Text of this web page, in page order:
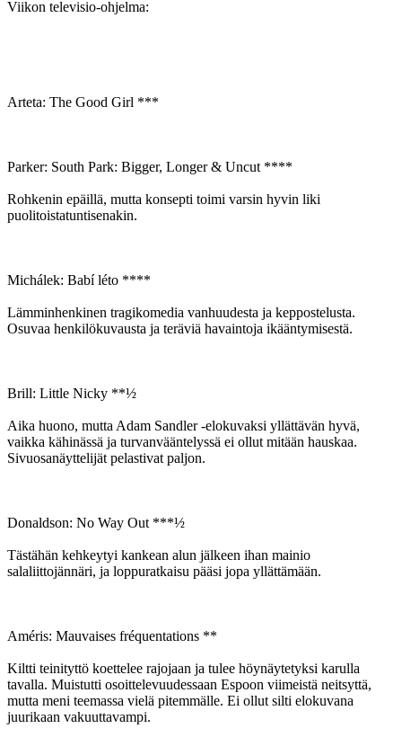
Viikon televisio-ohjelma:
Arteta: The Good Girl ***
Parker: South Park: Bigger, Longer & Uncut ****
Rohkenin epäillä, mutta konsepti toimi varsin hyvin liki
puolitoistatuntisenakin.
Michálek: Babí léto ****
Lämminhenkinen tragikomedia vanhuudesta ja keppostelusta.
Osuvaa henkilökuvausta ja teräviä havaintoja ikääntymisestä.
Brill: Little Nicky **½
Aika huono, mutta Adam Sandler ‑elokuvaksi yllättävän hyvä,
vaikka kähinässä ja turvanvääntelyssä ei ollut mitään hauskaa.
Sivuosanäyttelijät pelastivat paljon.
Donaldson: No Way Out ***½
Tästähän kehkeytyi kankean alun jälkeen ihan mainio
salaliittojännäri, ja loppuratkaisu pääsi jopa yllättämään.
Améris: Mauvaises fréquentations **
Kiltti teinityttö koettelee rajojaan ja tulee höynäytetyksi karulla
tavalla. Muistutti osoittelevuudessaan Espoon viimeistä neitsyttä,
mutta meni teemassa vielä pitemmälle. Ei ollut silti elokuvana
juurikaan vakuuttavampi.